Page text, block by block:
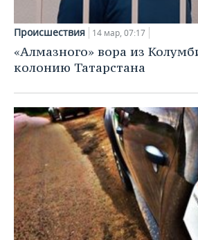
Происшествия 14 мар, 07:17
«Алмазного» вора из
колонию Татарстана